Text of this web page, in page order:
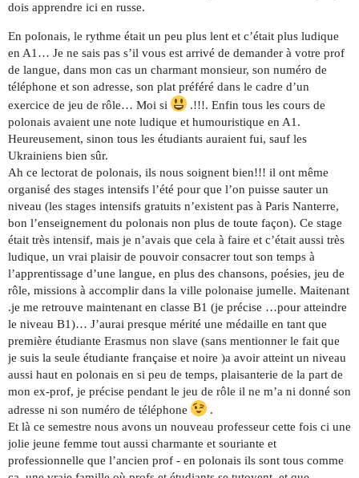
dois apprendre ici en russe.
En polonais, le rythme était un peu plus lent et c’était plus ludique
en A1… Je ne sais pas s’il vous est arrivé de demander à votre prof
de langue, dans mon cas un charmant monsieur, son numéro de
téléphone et son adresse, son plat préféré dans le cadre d’un
exercice de jeu de rôle… Moi si
.!!!. Enfin tous les cours de
polonais avaient une note ludique et humouristique en A1.
Heureusement, sinon tous les étudiants auraient fui, sauf les
Ukrainiens bien sûr.
Ah ce lectorat de polonais, ils nous soignent bien!!! il ont même
organisé des stages intensifs l’été pour que l’on puisse sauter un
niveau (les stages intensifs gratuits n’existent pas à Paris Nanterre,
bon l’enseignement du polonais non plus de toute façon). Ce stage
était très intensif, mais je n’avais que cela à faire et c’était aussi très
ludique, un vrai plaisir de pouvoir consacrer tout son temps à
l’apprentissage d’une langue, en plus des chansons, poésies, jeu de
rôle, missions à accomplir dans la ville polonaise jumelle. Maitenant
.je me retrouve maintenant en classe B1 (je précise …pour atteindre
le niveau B1)… J’aurai presque mérité une médaille en tant que
première étudiante Erasmus non slave (sans mentionner le fait que
je suis la seule étudiante française et noire )a avoir atteint un niveau
aussi haut en polonais en si peu de temps, plaisanterie de la part de
mon ex-prof, je précise pendant le jeu de rôle il ne m’a ni donné son
adresse ni son numéro de téléphone
.
Et là ce semestre nous avons un nouveau professeur cette fois ci une
jolie jeune femme tout aussi charmante et souriante et
professionnelle que l’ancien prof - en polonais ils sont tous comme